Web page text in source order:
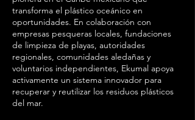
transforma el plástico oceánico en
oportunidades. En colaboración con
empresas pesqueras locales, fundaciones
de limpieza de playas, autoridades
regionales, comunidades aledañas y
voluntarios independientes, Ekumal apoya
activamente un sistema innovador para
recuperar y reutilizar los residuos plásticos
del mar.